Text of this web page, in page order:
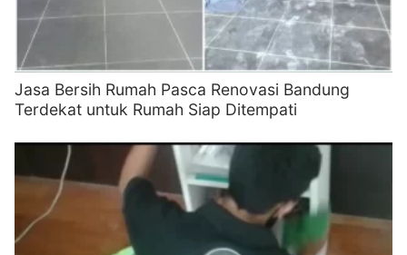
Jasa Bersih Rumah Pasca Renovasi Bandung
Terdekat untuk Rumah Siap Ditempati